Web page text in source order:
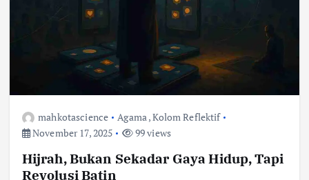
mahkotascience Agama ,Kolom Reflektif
November 17, 2025
99 views
Hijrah, Bukan Sekadar Gaya Hidup, Tapi
Revolusi Batin